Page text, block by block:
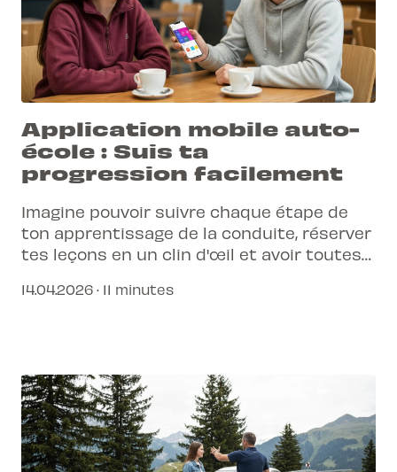
Application mobile auto-
école : Suis ta
progression facilement
Imagine pouvoir suivre chaque étape de
ton apprentissage de la conduite, réserver
tes leçons en un clin d'œil et avoir toutes
main. C'est désormais possible avec notre
14.04.2026 · 11 minutes